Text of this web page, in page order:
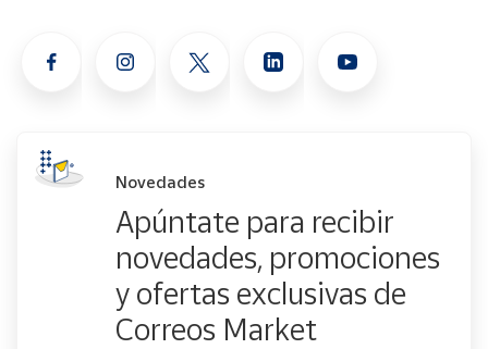
Novedades
Apúntate para recibir
novedades, promociones
y ofertas exclusivas de
Correos Market